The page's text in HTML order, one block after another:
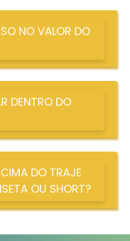
OU SHORT?